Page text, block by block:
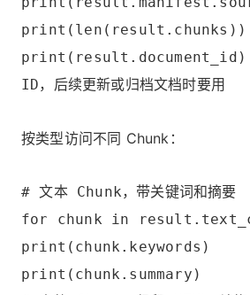
print(len(result.chunks))
print(result.document_id)
ID，后续更新或归档文档时要用
按类型访问不同 Chunk：
# 文本 Chunk，带关键词和摘要
for chunk in
print(chunk.keywords)
print(chunk.summary)